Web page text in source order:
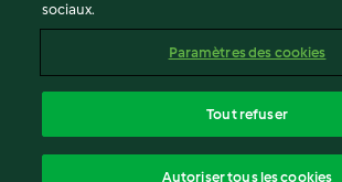
Mentions légales
Contenu du rapport
Déclaration d'accessibilité
sociaux.
Paramètres des cookies
Tout refuser
Autoriser tous les cookies